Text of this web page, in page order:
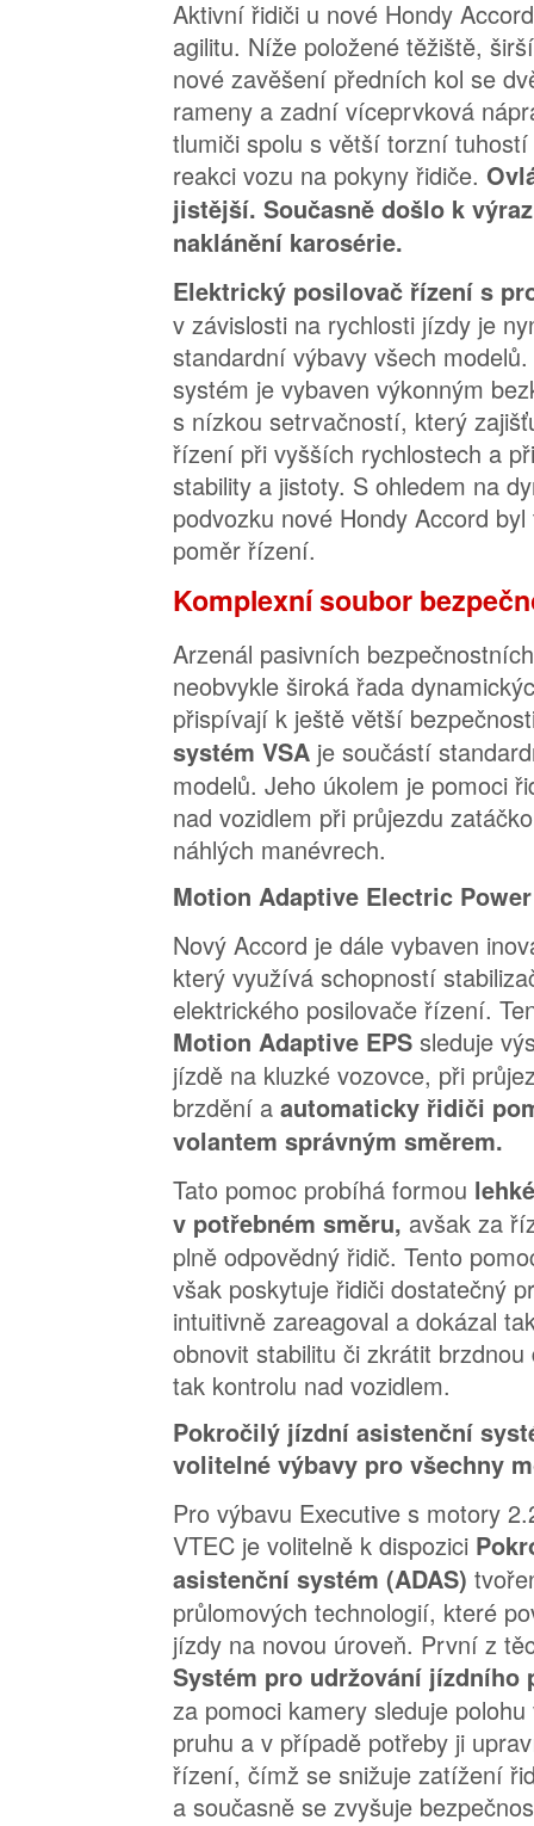
Aktivní řidiči u nové Hondy
agilitu. Níže položené těžiště,
nové zavěšení předních kol se
rameny a zadní víceprvková
tlumiči spolu s větší torzní
reakci vozu na pokyny řidiče.
jistější. Současně došlo k
naklánění karosérie.
Elektrický posilovač řízení s
v závislosti na rychlosti jízdy je
standardní výbavy všech
systém je vybaven výkonným
s nízkou setrvačností, který
řízení při vyšších rychlostech a
stability a jistoty. S ohledem na
podvozku nové Hondy Accord
poměr řízení.
Komplexní soubor
Arzenál pasivních
neobvykle široká řada
přispívají k ještě větší
systém VSA je součástí
modelů. Jeho úkolem je pomoci
nad vozidlem při průjezdu
náhlých manévrech.
Motion Adaptive Electric
Nový Accord je dále vybaven
který využívá schopností
elektrického posilovače řízení.
Motion Adaptive EPS sleduje
jízdě na kluzké vozovce, při
brzdění a automaticky řidiči
volantem správným směrem.
Tato pomoc probíhá formou
v potřebném směru, avšak za
plně odpovědný řidič. Tento
však poskytuje řidiči dostatečný
intuitivně zareagoval a dokázal
obnovit stabilitu či zkrátit
tak kontrolu nad vozidlem.
Pokročilý jízdní asistenční
volitelné výbavy pro všechny
Pro výbavu Executive s motory
VTEC je volitelně k dispozici
asistenční systém (ADAS)
průlomových technologií, které
jízdy na novou úroveň. První z
Systém pro udržování jízdního
za pomoci kamery sleduje
pruhu a v případě potřeby ji
řízení, čímž se snižuje zatížení
a současně se zvyšuje